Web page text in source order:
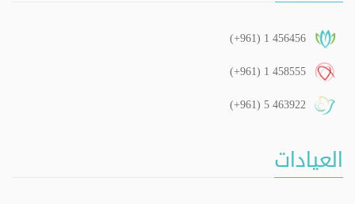
(+961) 1 456456
(+961) 1 458555
(+961) 5 463922
العيادات